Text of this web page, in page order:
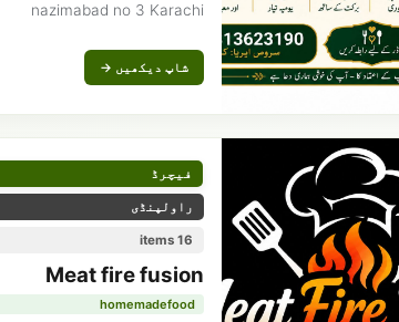
nazimabad no 3 Karachi
شاپ دیکھیں →
فیچرڈ
راولپنڈی
16 items
Meat fire fusion
homemadefood